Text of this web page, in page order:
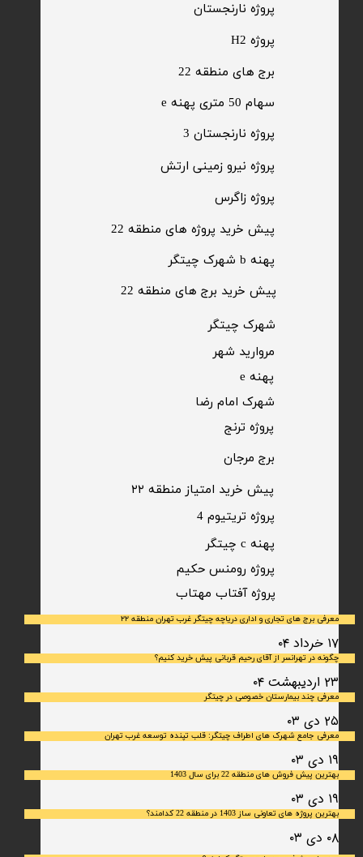
پیش خرید برج های منطقه 22
​سهام 50 متری پهنه e
پهنه b شهرک چیتگر
برج های منطقه 22
پیش خرید پروژه های منطقه 22
پروژه H2
​پروژه زاگرس
​پروژه ترنج
​پروژه نارنجستان
​پروژه نیرو زمینی ارتش
​پروژه نارنجستان 3
​شهرک چیتگر
مروارید شهر​​​​​​​
شهرک امام رضا
پهنه e
برج مرجان
معرفی برج های تجاری و اداری دریاچه چیتگر غرب تهران منطقه ۲۲
۱۷ خرداد ۰۴
چگونه در تهرانسر از آقای رحیم قربانی پیش خرید کنیم؟
۲۳ اردیبهشت ۰۴
معرفی چند بیمارستان خصوصی در چیتگر
۲۵ دی ۰۳
معرفی جامع شهرک‌ های اطراف چیتگر: قلب تپنده توسعه غرب تهران
۱۹ دی ۰۳
بهترین پیش فروش های منطقه 22 برای سال 1403
۱۹ دی ۰۳
بهترین پروژه های تعاونی ساز 1403 در منطقه 22 کدامند؟
۰۸ دی ۰۳
پیش خرید امتیاز منطقه ۲۲​​​​​​​
​پروژه آفتاب مهتاب
پروژه رومنس حکیم
پهنه c چیتگر
پروژه تریتیوم 4